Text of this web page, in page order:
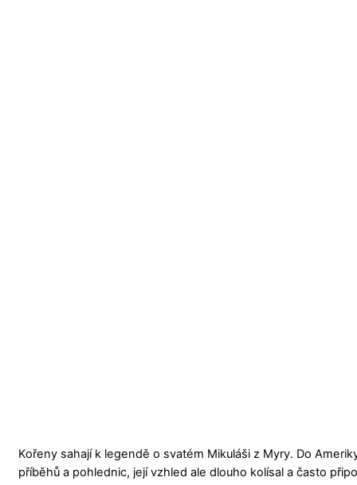
Kořeny sahají k legendě o svatém Mikuláši z Myry. Do
příběhů a pohlednic, její vzhled ale dlouho kolísal a často